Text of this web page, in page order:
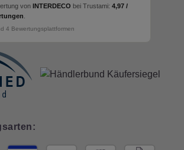
von INTERDECO bei Trustami: 4,97 /
4 Bewertungsplattformen